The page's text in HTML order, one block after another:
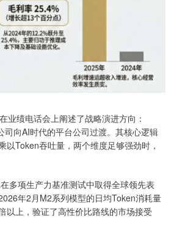
业绩电话会上阐述了战略演进方向：
司向AI时代的平台公司过渡。其核心逻辑
以Token吞吐量，两个维度足够强劲时，
多项生产力基准测试中取得全球领先表
年2月M2系列模型的日均Token消耗量
以上，验证了高性价比路线的市场接受